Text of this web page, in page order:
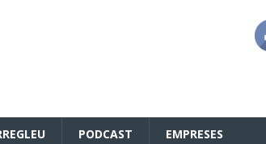
PODCAST EMPRESES